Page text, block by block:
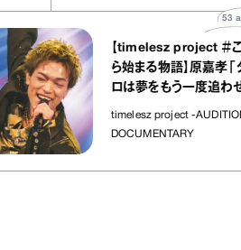
【timelesz project ＃ここか
ら始まる物語】原嘉孝「タイプ
ロは夢をもう一度追わせてく
れた場所」
timelesz project -AUDITION-
DOCUMENTARY
articles